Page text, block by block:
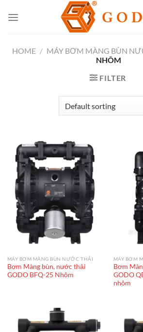
HOME / MÁY BƠM MÀNG BÙN
NHÔM
FILTER
MÁY BƠM MÀNG BÙN NƯỚC THẢI
Bơm Màng bùn, nước thải
GODO BFQ-25 Nhôm
MÁY BƠM
Bơm
GODO
nhôm